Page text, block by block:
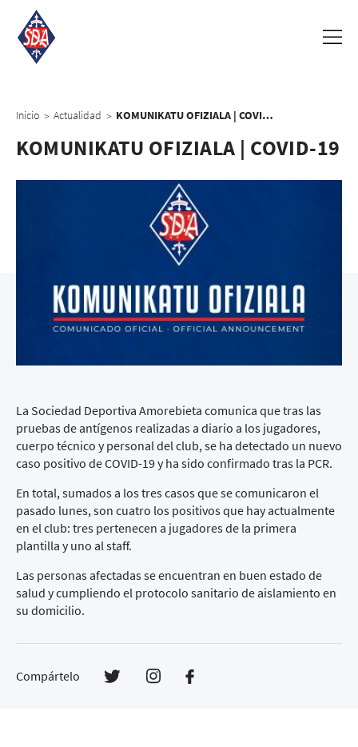
Inicio > Actualidad > KOMUNIKATU OFIZIALA | COVID-19
KOMUNIKATU OFIZIALA | COVID-19
La Sociedad Deportiva Amorebieta comunica que tras las
pruebas de antígenos realizadas a diario a los jugadores,
cuerpo técnico y personal del club, se ha detectado un nuevo
caso positivo de COVID-19 y ha sido confirmado tras la PCR.
En total, sumados a los tres casos que se comunicaron el
pasado lunes, son cuatro los positivos que hay actualmente
en el club: tres pertenecen a jugadores de la primera
plantilla y uno al staff.
Las personas afectadas se encuentran en buen estado de
salud y cumpliendo el protocolo sanitario de aislamiento en
su domicilio.
Compártelo